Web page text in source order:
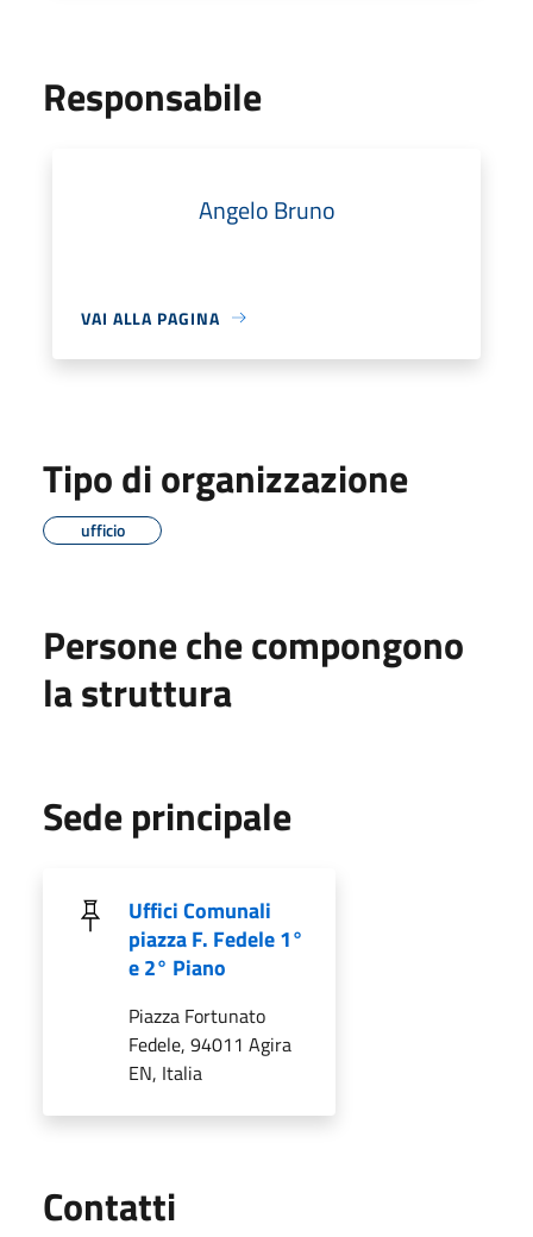
Responsabile
Angelo Bruno
VAI ALLA PAGINA
Tipo di organizzazione
ufficio
Persone che compongono
la struttura
Sede principale
Uffici Comunali
piazza F. Fedele 1°
e 2° Piano
Piazza Fortunato
Fedele, 94011 Agira
EN, Italia
Contatti